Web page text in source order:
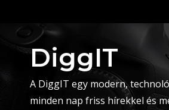
content
DiggIT
A DiggIT egy modern,
minden nap friss hírekkel és